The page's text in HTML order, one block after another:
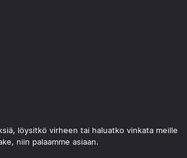
löysitkö virheen tai haluatko vinkata meille
niin palaamme asiaan.